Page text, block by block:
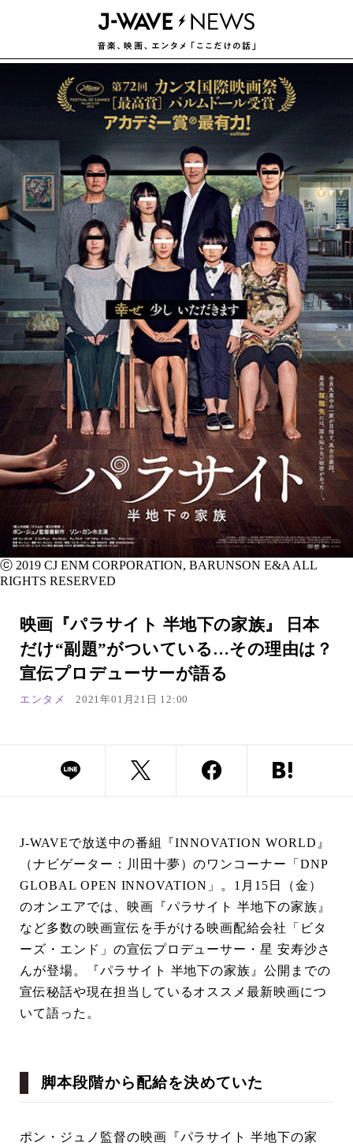
ⓒ 2019 CJ ENM CORPORATION, BARUNSON E&A ALL
RIGHTS RESERVED
映画『パラサイト 半地下の家族』 日本
だけ“副題”がついている…その理由は？
宣伝プロデューサーが語る
エンタメ 2021年01月21日 12:00
J-WAVEで放送中の番組『INNOVATION WORLD』
（ナビゲーター：川田十夢）のワンコーナー「DNP
GLOBAL OPEN INNOVATION」。1月15日（金）
のオンエアでは、映画『パラサイト 半地下の家族』
など多数の映画宣伝を手がける映画配給会社「ビタ
ーズ・エンド」の宣伝プロデューサー・星 安寿沙さ
んが登場。『パラサイト 半地下の家族』公開までの
宣伝秘話や現在担当しているオススメ最新映画につ
いて語った。
脚本段階から配給を決めていた
ポン・ジュノ監督の映画『パラサイト 半地下の家